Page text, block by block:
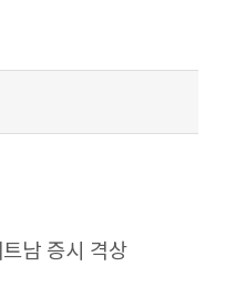
남 증시 격상